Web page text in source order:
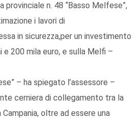
provinciale n. 48 “Basso Melfese”,
i lavori di
in sicurezza,per un investimento
e 200 mila euro, e sulla Melfi –
– ha spiegato l’assessore –
cerniera di collegamento tra la
Campania, oltre ad essere una